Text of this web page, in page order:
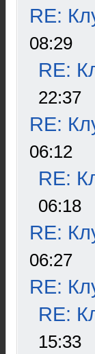
RE:
08:29
RE:
22:37
RE:
06:12
RE:
06:18
RE:
06:27
RE:
RE:
15:33